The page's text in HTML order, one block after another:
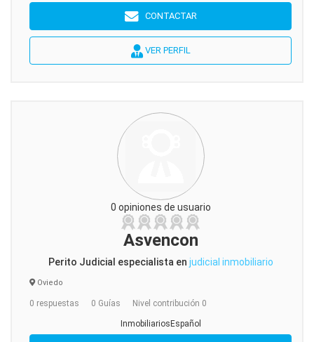
CONTACTAR
VER PERFIL
0 opiniones de usuario
Asvencon
Perito Judicial especialista en judicial inmobiliario
Oviedo
0 respuestas 0 Guías Nivel contribución 0
InmobiliariosEspañol